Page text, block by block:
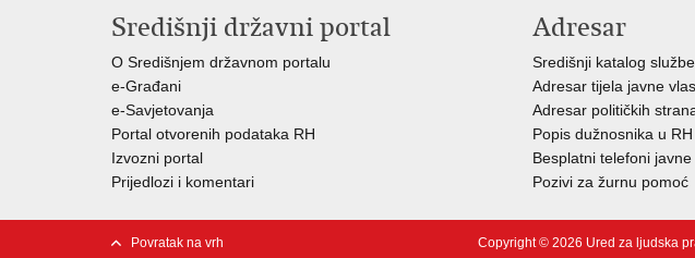
Središnji državni portal
O Središnjem državnom portalu
e-Građani
e-Savjetovanja
Portal otvorenih podataka RH
Izvozni portal
Prijedlozi i komentari
Adresar
Središnji katalog
Adresar tijela javne
Adresar političkih
Popis dužnosnika u RH
Besplatni telefoni
Pozivi za žurnu pomoć
Povratak na vrh Copyright © 2026 Ured za ljudska